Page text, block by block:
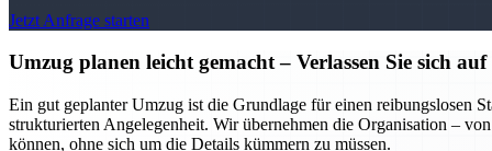
Jetzt Anfrage starten
Umzug planen leicht gemacht – Verlassen Sie sich
Ein gut geplanter Umzug ist die Grundlage für einen reibungslosen
strukturierten Angelegenheit. Wir übernehmen die Organisation –
können, ohne sich um die Details kümmern zu müssen.